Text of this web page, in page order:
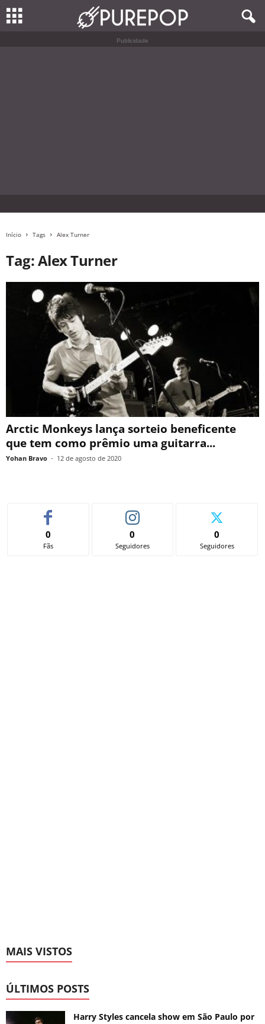
Publicidade
Início Tags Alex Turner
Tag: Alex Turner
Arctic Monkeys lança sorteio beneficente
que tem como prêmio uma guitarra...
Yohan Bravo - 12 de agosto de 2020
0
Fãs
0
Seguidores
0
Seguidores
MAIS VISTOS
ÚLTIMOS POSTS
Harry Styles cancela show em São Paulo por